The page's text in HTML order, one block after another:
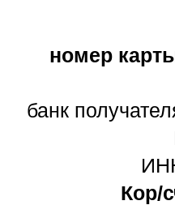
номер
банк
Кор/